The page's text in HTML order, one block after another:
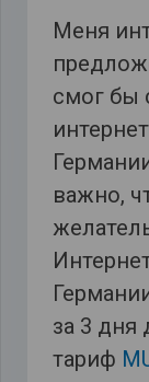
Меня
смог бы
важно,
за 3 дня
тариф